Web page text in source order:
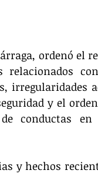
ordenó el
irregularidades
y el
conductas en
y hechos